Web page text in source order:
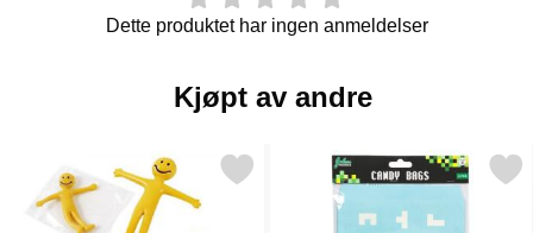
Dette produktet har ingen anmeldelser
Kjøpt av andre
Merk gummimann Mini som favorittMerk festposer Level